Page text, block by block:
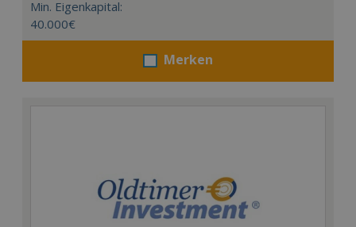
Min. Eigenkapital:
40.000€
Merken